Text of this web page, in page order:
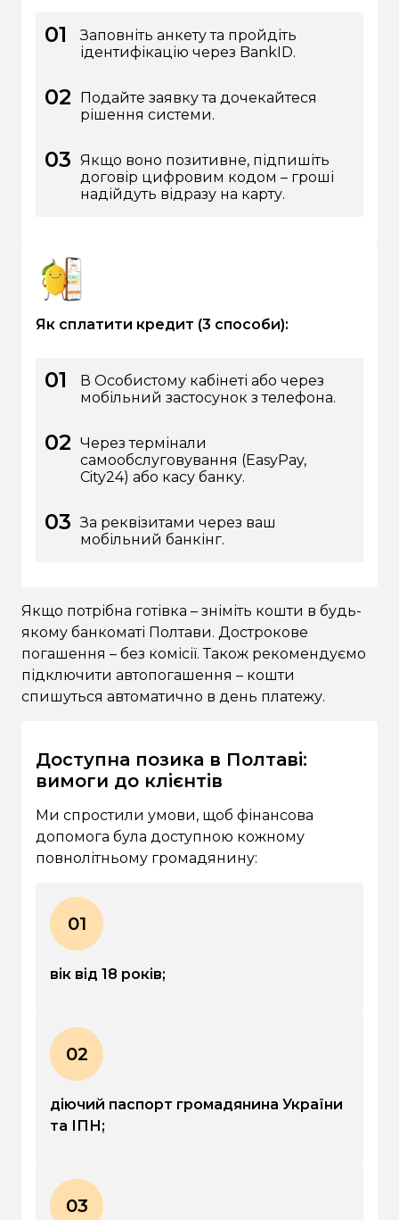
Заповніть анкету та пройдіть
ідентифікацію через BankID.
Подайте заявку та дочекайтеся
рішення системи.
Якщо воно позитивне, підпишіть
договір цифровим кодом – гроші
надійдуть відразу на карту.
Як сплатити кредит (3 способи):
В Особистому кабінеті або через
мобільний застосунок з телефона.
Через термінали
самообслуговування (EasyPay,
City24) або касу банку.
За реквізитами через ваш
мобільний банкінг.
Якщо потрібна готівка – зніміть кошти в будь-
якому банкоматі Полтави. Дострокове
погашення – без комісії. Також рекомендуємо
підключити автопогашення – кошти
спишуться автоматично в день платежу.
Доступна позика в Полтаві:
вимоги до клієнтів
Ми спростили умови, щоб фінансова
допомога була доступною кожному
повнолітньому громадянину:
01
вік від 18 років;
02
діючий паспорт громадянина України
та ІПН;
03